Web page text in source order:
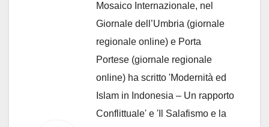
Mosaico Internazionale, nel
Giornale dell’Umbria (giornale
regionale online) e Porta
Portese (giornale regionale
online) ha scritto 'Modernità ed
Islam in Indonesia – Un rapporto
Conflittuale' e 'Il Salafismo e la